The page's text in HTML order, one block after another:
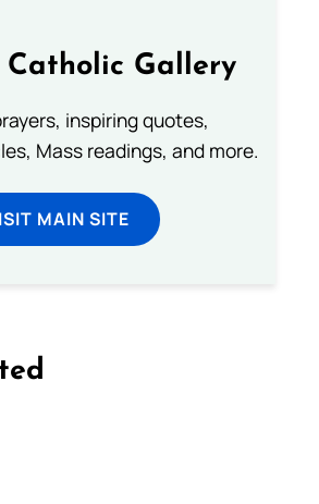
Catholic Gallery
inspiring quotes,
Mass readings, and more.
MAIN SITE